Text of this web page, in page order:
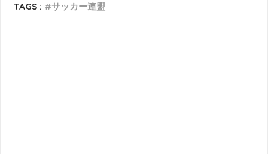
TAGS :
サッカー連盟